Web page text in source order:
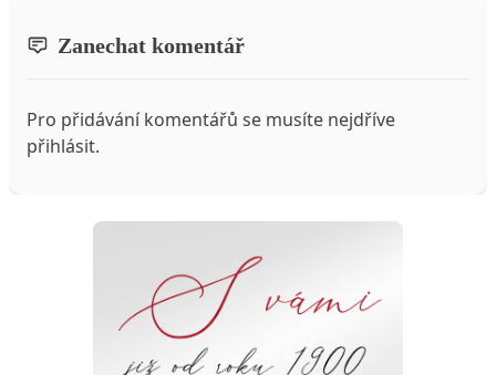
Zanechat komentář
Pro přidávání komentářů se musíte nejdříve
přihlásit.